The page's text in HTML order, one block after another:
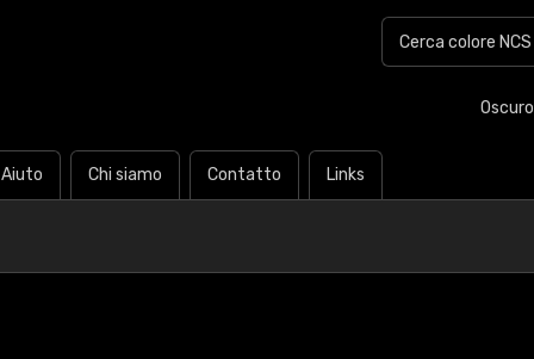
Oscuro
Aiuto Chi siamo Contatto Links